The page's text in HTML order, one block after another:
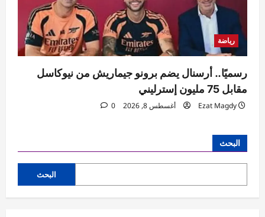
رياضة
رسميًا.. أرسنال يضم برونو جيماريش من نيوكاسل
مقابل 75 مليون إسترليني
Ezat Magdy أغسطس 8, 2026 0
البحث
البحث